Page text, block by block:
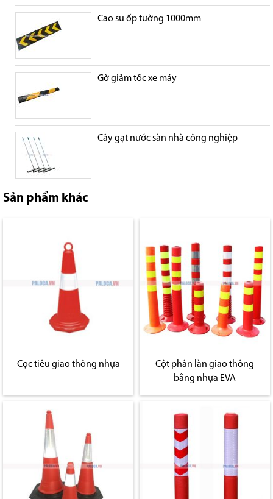
Cao su ốp tường 1000mm
Gờ giảm tốc xe máy
Cây gạt nước sàn nhà công nghiệp
Sản phẩm khác
Cọc tiêu giao thông nhựa
Cột phân làn giao thông
bằng nhựa EVA